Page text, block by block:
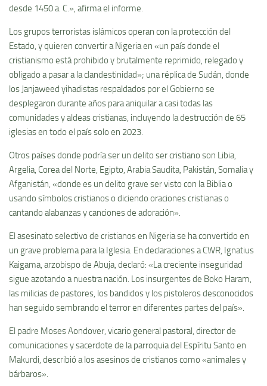
desde 1450 a. C.», afirma el informe.
Los grupos terroristas islámicos operan con la protección del
Estado, y quieren convertir a Nigeria en «un país donde el
cristianismo está prohibido y brutalmente reprimido, relegado y
obligado a pasar a la clandestinidad»; una réplica de Sudán, donde
los Janjaweed yihadistas respaldados por el Gobierno se
desplegaron durante años para aniquilar a casi todas las
comunidades y aldeas cristianas, incluyendo la destrucción de 65
iglesias en todo el país solo en 2023.
Otros países donde podría ser un delito ser cristiano son Libia,
Argelia, Corea del Norte, Egipto, Arabia Saudita, Pakistán, Somalia y
Afganistán, «donde es un delito grave ser visto con la Biblia o
usando símbolos cristianos o diciendo oraciones cristianas o
cantando alabanzas y canciones de adoración».
El asesinato selectivo de cristianos en Nigeria se ha convertido en
un grave problema para la Iglesia. En declaraciones a CWR, Ignatius
Kaigama, arzobispo de Abuja, declaró: «La creciente inseguridad
sigue azotando a nuestra nación. Los insurgentes de Boko Haram,
las milicias de pastores, los bandidos y los pistoleros desconocidos
han seguido sembrando el terror en diferentes partes del país».
El padre Moses Aondover, vicario general pastoral, director de
comunicaciones y sacerdote de la parroquia del Espíritu Santo en
Makurdi, describió a los asesinos de cristianos como «animales y
bárbaros».